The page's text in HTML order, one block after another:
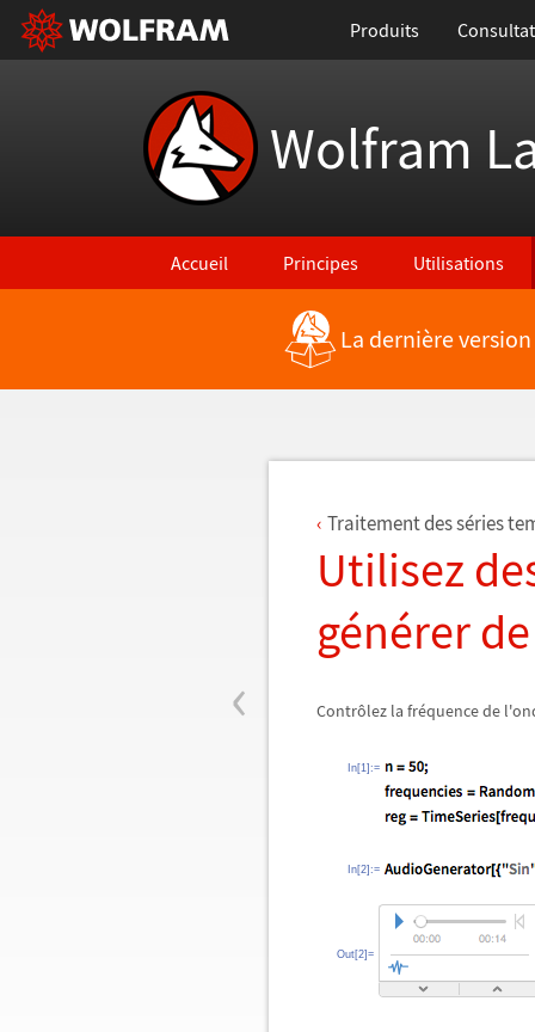
Produits
Wolfram
Accueil Principes Utilisations
Retour vers les nouvelles fonctionnalités
La dernière
‹
Traitement des séries
Utilisez
générer
Contrôlez la fréquence de
In[1]:=
In[2]:=
Out[2]=